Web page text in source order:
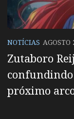
NOTÍCIAS AGOSTO
Zutaboro
próximo